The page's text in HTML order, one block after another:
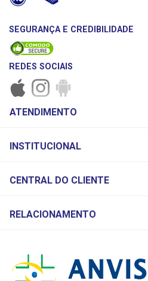
SEGURANÇA E CREDIBILIDADE
REDES SOCIAIS
PAGAMENTO
ATENDIMENTO
INSTITUCIONAL
CENTRAL DO CLIENTE
RELACIONAMENTO